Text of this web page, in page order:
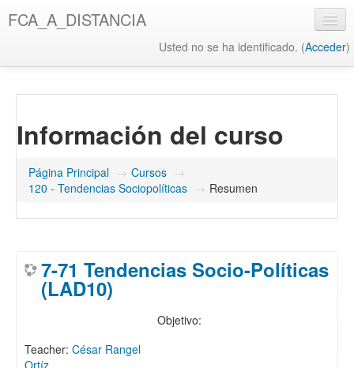
al
FCA_A_DISTANCIA
Usted no se ha identificado. (Acceder)
Biblioteca UAQ
FCA
Información del curso
Página Principal → Cursos →
120 - Tendencias Sociopolíticas → Resumen
7-71 Tendencias Socio-Políticas
(LAD10)
Objetivo:
Teacher: César Rangel
Ortíz